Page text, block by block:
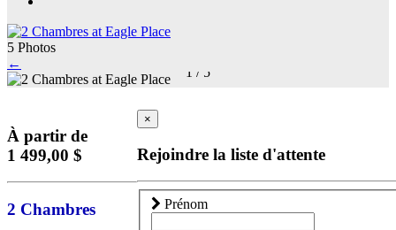
5 Photos
←
1 / 5
À partir de
1 499,00 $
2 Chambres
×
Rejoindre la liste d'attente
Prénom